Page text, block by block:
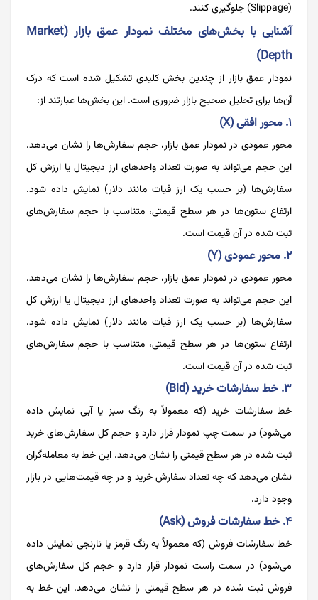
(Slippage) جلوگیری کنند.
آشنایی با بخش‌های مختلف نمودار عمق بازار (Market
Depth)
نمودار عمق بازار از چندین بخش کلیدی تشکیل شده است که درک
آن‌ها برای تحلیل صحیح بازار ضروری است. این بخش‌ها عبارتند از:
۱. محور افقی (X)
محور عمودی در نمودار عمق بازار، حجم سفارش‌ها را نشان می‌دهد.
این حجم می‌تواند به صورت تعداد واحدهای ارز دیجیتال یا ارزش کل
سفارش‌ها (بر حسب یک ارز فیات مانند دلار) نمایش داده شود.
ارتفاع ستون‌ها در هر سطح قیمتی، متناسب با حجم سفارش‌های
ثبت شده در آن قیمت است.
۲. محور عمودی (Y)
محور عمودی در نمودار عمق بازار، حجم سفارش‌ها را نشان می‌دهد.
این حجم می‌تواند به صورت تعداد واحدهای ارز دیجیتال یا ارزش کل
سفارش‌ها (بر حسب یک ارز فیات مانند دلار) نمایش داده شود.
ارتفاع ستون‌ها در هر سطح قیمتی، متناسب با حجم سفارش‌های
ثبت شده در آن قیمت است.
۳. خط سفارشات خرید (Bid)
خط سفارشات خرید (که معمولاً به رنگ سبز یا آبی نمایش داده
می‌شود) در سمت چپ نمودار قرار دارد و حجم کل سفارش‌های خرید
ثبت شده در هر سطح قیمتی را نشان می‌دهد. این خط به معامله‌گران
نشان می‌دهد که چه تعداد سفارش خرید و در چه قیمت‌هایی در بازار
وجود دارد.
۴. خط سفارشات فروش (Ask)
خط سفارشات فروش (که معمولاً به رنگ قرمز یا نارنجی نمایش داده
می‌شود) در سمت راست نمودار قرار دارد و حجم کل سفارش‌های
فروش ثبت شده در هر سطح قیمتی را نشان می‌دهد. این خط به